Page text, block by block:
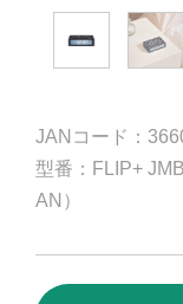
JANコード：
型番：FLIP+
AN）